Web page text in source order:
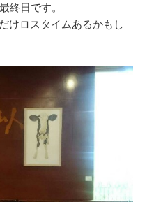
終日です。
けロスタイムあるかもし